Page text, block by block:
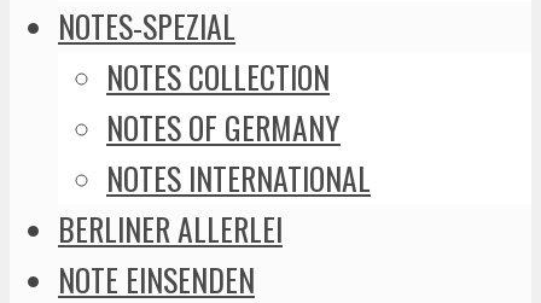
NOTES-SPEZIAL
NOTES COLLECTION
NOTES OF GERMANY
NOTES INTERNATIONAL
BERLINER ALLERLEI
NOTE EINSENDEN